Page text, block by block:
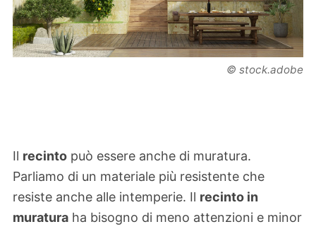
© stock.adobe
Il recinto può essere anche di muratura.
Parliamo di un materiale più resistente che
resiste anche alle intemperie. Il recinto in
muratura ha bisogno di meno attenzioni e minor